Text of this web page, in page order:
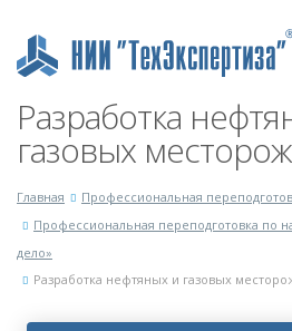
Разработка
газовых
Главная
Профессиональная
Профессиональная переподготовка по
дело»
Разработка нефтяных и газовых